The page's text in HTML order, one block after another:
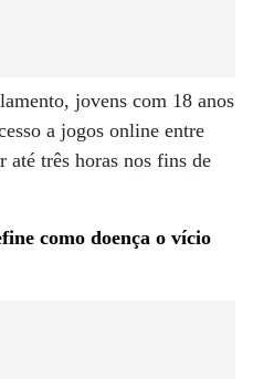
jovens com 18 anos
a jogos online entre
até três horas nos fins de
como doença o vício